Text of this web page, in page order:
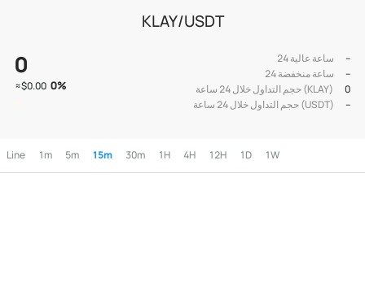
KLAY/USDT
0
≈$0.00 0%
24 ساعة عالية
--
24 ساعة منخفضة
--
حجم التداول خلال 24 ساعة (KLAY)
0
حجم التداول خلال 24 ساعة (USDT)
--
Line 1m 5m 15m 30m 1H 4H 12H 1D 1W